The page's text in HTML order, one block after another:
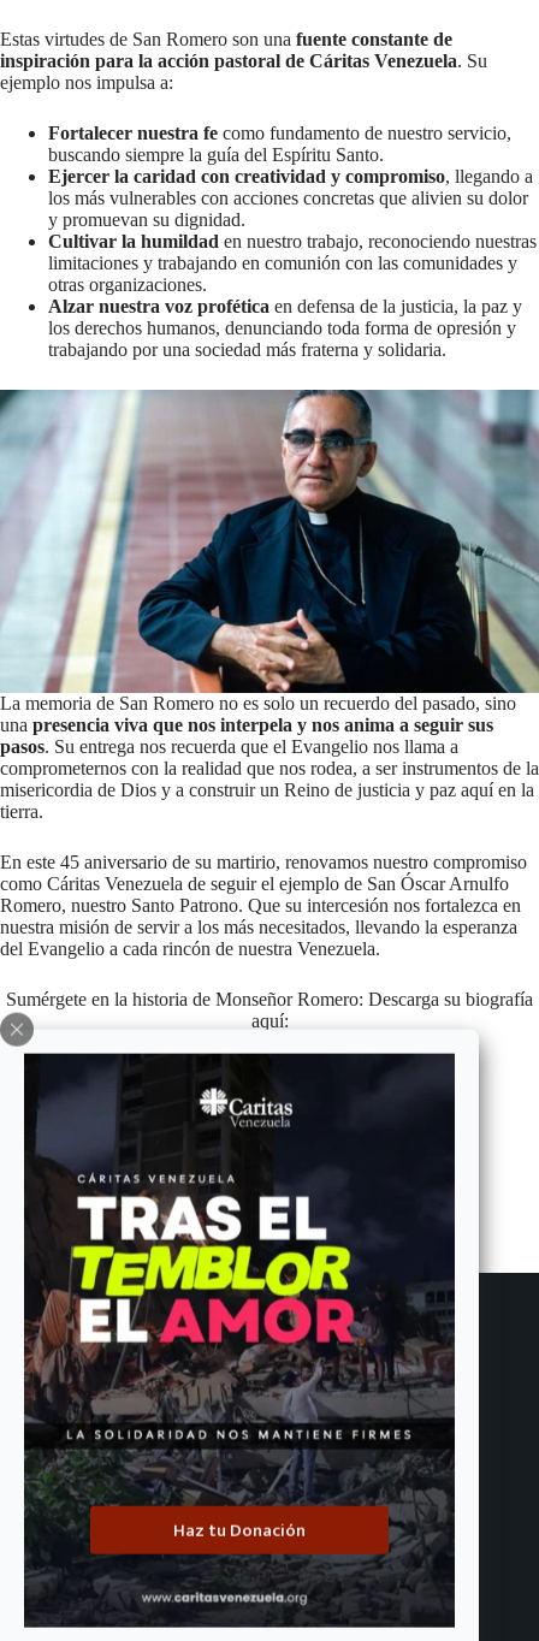
Haz tu Donación
Estas virtudes de San Romero son una fuente constante de
inspiración para la acción pastoral de Cáritas Venezuela. Su
ejemplo nos impulsa a:
Fortalecer nuestra fe como fundamento de nuestro servicio,
buscando siempre la guía del Espíritu Santo.
Ejercer la caridad con creatividad y compromiso, llegando a
los más vulnerables con acciones concretas que alivien su dolor
y promuevan su dignidad.
Cultivar la humildad en nuestro trabajo, reconociendo nuestras
limitaciones y trabajando en comunión con las comunidades y
otras organizaciones.
Alzar nuestra voz profética en defensa de la justicia, la paz y
los derechos humanos, denunciando toda forma de opresión y
trabajando por una sociedad más fraterna y solidaria.
La memoria de San Romero no es solo un recuerdo del pasado, sino
una presencia viva que nos interpela y nos anima a seguir sus
pasos. Su entrega nos recuerda que el Evangelio nos llama a
comprometernos con la realidad que nos rodea, a ser instrumentos de la
misericordia de Dios y a construir un Reino de justicia y paz aquí en la
tierra.
En este 45 aniversario de su martirio, renovamos nuestro compromiso
como Cáritas Venezuela de seguir el ejemplo de San Óscar Arnulfo
Romero, nuestro Santo Patrono. Que su intercesión nos fortalezca en
nuestra misión de servir a los más necesitados, llevando la esperanza
del Evangelio a cada rincón de nuestra Venezuela.
Sumérgete en la historia de Monseñor Romero: Descarga su biografía
aquí:
Descarga
ANTERIOR
Entradas relacionadas